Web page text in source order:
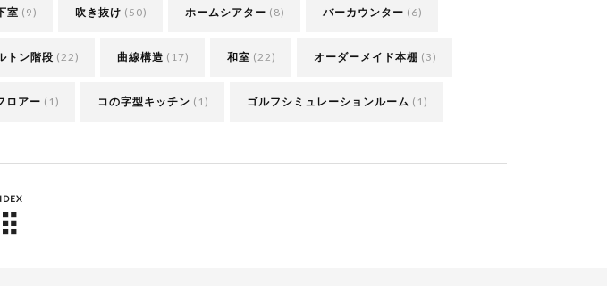
室 (9) 吹き抜け (50) ホームシアター (8) バーカウンター (6)
トン階段 (22) 曲線構造 (17) 和室 (22) オーダーメイド本棚 (3)
ロアー (1) コの字型キッチン (1) ゴルフシミュレーションルーム (1)